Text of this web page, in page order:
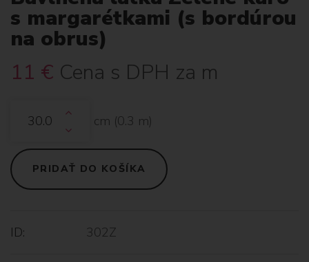
s margarétkami (s bordúrou
na obrus)
11 € Cena s DPH za m
cm (0.3 m)
PRIDAŤ DO KOŠÍKA
ID: 302Z